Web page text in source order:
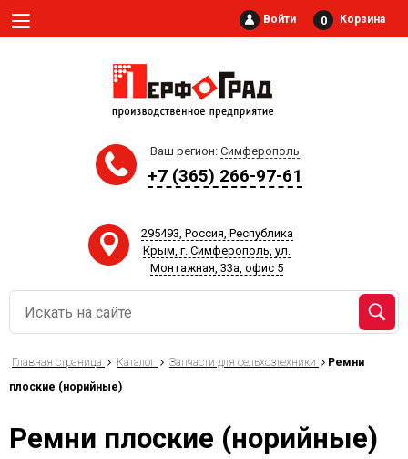
Войти 0 Корзина
Ваш регион: Симферополь
+7 (365) 266-97-61‬
295493, Россия, Республика
Крым, г. Симферополь, ул.
Монтажная, 33а, офис 5
Главная страница Каталог Запчасти для сельхозтехники
Ремни
плоские (норийные)
Ремни плоские (норийные)